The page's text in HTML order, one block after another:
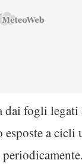
dai fogli
a